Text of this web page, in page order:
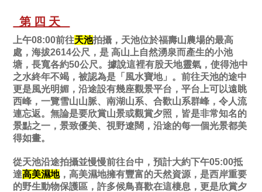
第四天
上午08:00前往天池拍攝，天池位於福壽山農場的最高
處，海拔2614公尺，是 高山上自然湧泉而產生的小池
塘，長寬各約50公尺。據說這裡有股天地靈氣，使得池中
之水終年不竭，被認為是「風水寶地」。前往天池的途中
更是風光明媚，沿途設有幾座觀景平台，平台上可以遠眺
西峰，一覽雪山山脈、南湖山系、合歡山系群峰，令人流
連忘返。無論是要欣賞山景或觀賞夕照，皆是非常知名的
景點之一，景致優美、視野遼闊，沿途的每一個光景都美
得如畫。
從天池沿途拍攝並慢慢前往台中，預計大約下午05:00抵
達高美濕地，高美濕地擁有豐富的天然資源，是西岸重要
的野生動物保護區，許多候鳥喜歡在這棲息，更是欣賞夕